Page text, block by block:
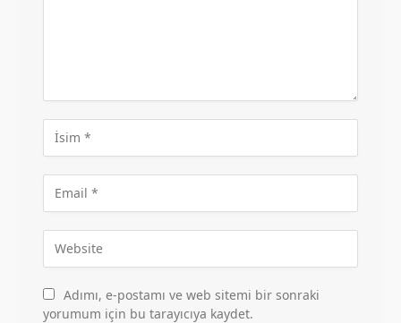
Adımı, e-postamı ve web sitemi bir sonraki
yorumum için bu tarayıcıya kaydet.